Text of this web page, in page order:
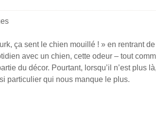
ça sent le chien mouillé ! » en rentrant
avec un chien, cette odeur – tout
du décor. Pourtant, lorsqu’il n’est plus
particulier qui nous manque le plus.